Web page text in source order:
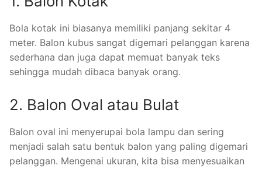
Bola kotak ini biasanya memiliki panjang sekitar 4
meter. Balon kubus sangat digemari pelanggan karena
sederhana dan juga dapat memuat banyak teks
sehingga mudah dibaca banyak orang.
2. Balon Oval atau Bulat
Balon oval ini menyerupai bola lampu dan sering
menjadi salah satu bentuk balon yang paling digemari
pelanggan. Mengenai ukuran, kita bisa menyesuaikan